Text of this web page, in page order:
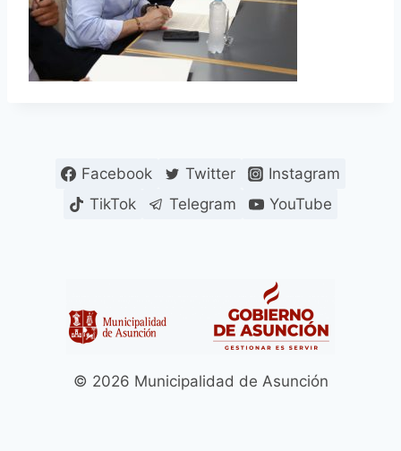
Facebook Twitter
Instagram
TikTok
Telegram YouTube
© 2026 Municipalidad de Asunción